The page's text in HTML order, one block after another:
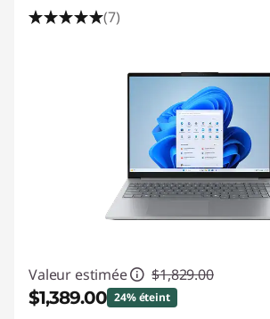
(7)
Valeur estimée $1,829.00
$1,389.00 24% éteint